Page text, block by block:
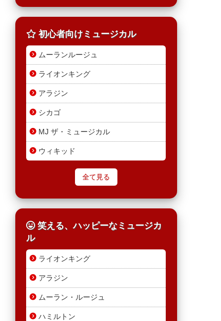
初心者向けミュージカル
ムーランルージュ
ライオンキング
アラジン
シカゴ
MJ ザ・ミュージカル
ウィキッド
全て見る
笑える、ハッピーなミュージカ
ル
ライオンキング
アラジン
ムーラン・ルージュ
ハミルトン